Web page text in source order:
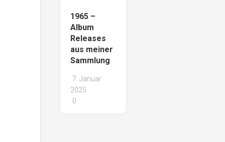
1965 –
Album
Releases
aus meiner
Sammlung
7. Januar
2025
0